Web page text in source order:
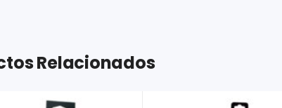
Relacionados